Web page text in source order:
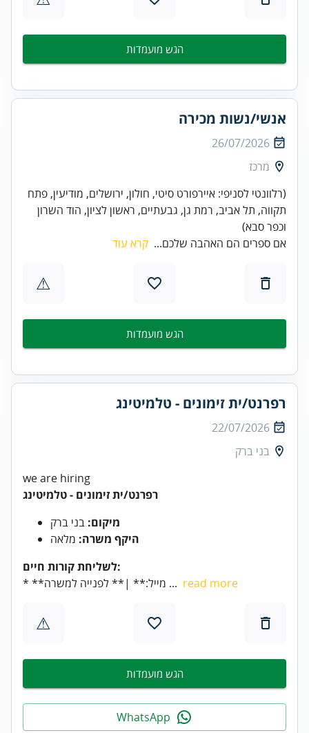
הגש מועמדות
אנשי/נשות מכירה
26/07/2026
מרכז
(רלוונטי לסניפי: איירפורט סיטי, חולון, ירושלים, מודיעין, פתח
תקווה, תל אביב, רמת גן, גבעתיים, ראשון לציון, הוד השרון
וכפר סבא)
אם ספרים הם האהבה שלכם... קרא עוד
⚠
הגש מועמדות
רפרנט/ית זימונים - טלמיטינג
22/07/2026
בני ברק
we are hiring
רפרנט/ית זימונים - טלמיטינג
מיקום: בני ברק
היקף משרה: מלאה
לשליחת קורות חיים:
* **מייל:** |** לפנייה למשרה ... read more
⚠
הגש מועמדות